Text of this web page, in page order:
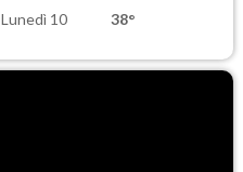
Lunedì 10 38°